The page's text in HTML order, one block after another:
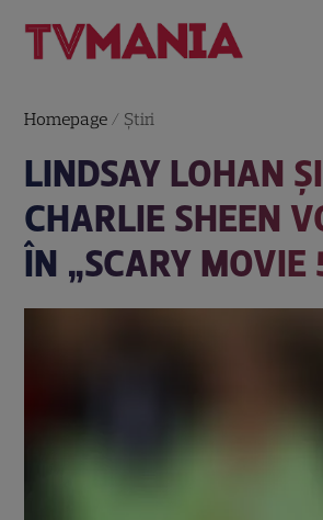
Homepage / Știri
LINDSAY LOHAN ŞI
CHARLIE SHEEN
ÎN „SCARY MOVIE